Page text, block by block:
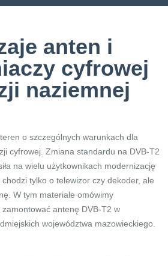
anten i
cyfrowej
naziemnej
o szczególnych warunkach dla
cyfrowej. Zmiana standardu na DVB-T2
na wielu użytkownikach modernizację
tylko o telewizor czy dekoder, ale
W tym materiale omówimy
zamontować antenę DVB-T2 w
województwa mazowieckiego.